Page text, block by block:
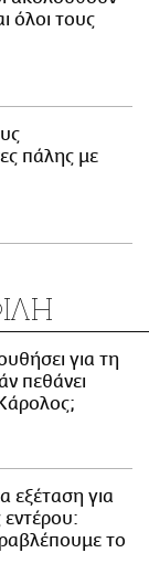
όλοι τους
πάλης με
για τη
πεθάνει
εξέταση για
εντέρου:
το